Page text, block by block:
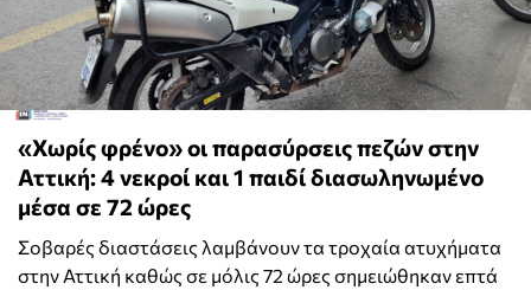
«Χωρίς φρένο» οι παρασύρσεις πεζών στην
Αττική: 4 νεκροί και 1 παιδί διασωληνωμένο
μέσα σε 72 ώρες
Σοβαρές διαστάσεις λαμβάνουν τα τροχαία ατυχήματα
στην Αττική καθώς σε μόλις 72 ώρες σημειώθηκαν επτά